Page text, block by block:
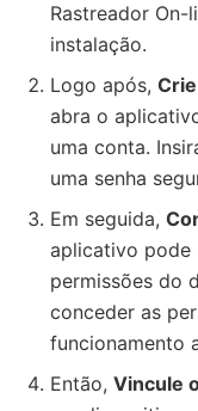
Rastreador On-
instalação.
Logo após,
abra o
uma conta.
uma senha
Em seguida,
aplicativo pode
permissões do
conceder as
funcionamento
Então, Vincule